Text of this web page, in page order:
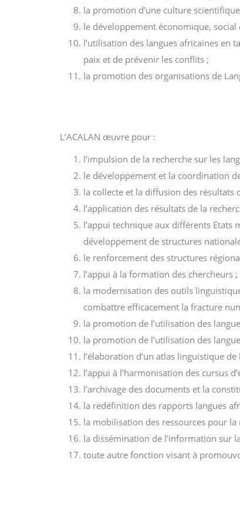
la promotion d’une culture
le développement économique,
l’utilisation des langues africaines en
paix et de prévenir les conflits ;
la promotion des organisations de
L’ACALAN œuvre pour :
l’impulsion de la recherche sur les
le développement et la coordination
la collecte et la diffusion des résultats
l’application des résultats de la
l’appui technique aux différents
développement de structures
le renforcement des structures
l’appui à la formation des chercheurs ;
la modernisation des outils
combattre efficacement la fracture
la promotion de l’utilisation des
la promotion de l’utilisation des
l’élaboration d’un atlas linguistique de
l’appui à l’harmonisation des cursus
l’archivage des documents et la
la redéfinition des rapports langues
la mobilisation des ressources pour
la dissémination de l’information sur
toute autre fonction visant à